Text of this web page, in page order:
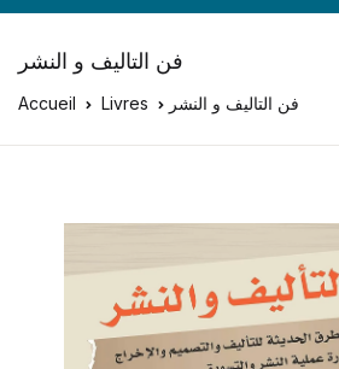
فن التاليف و النشر
Accueil Livres فن التاليف و النشر